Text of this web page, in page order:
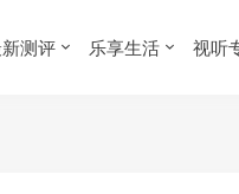
测评 乐享生活 视听